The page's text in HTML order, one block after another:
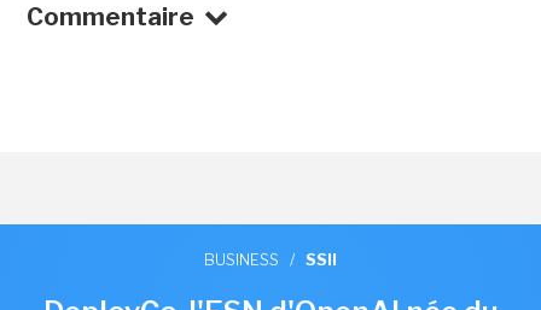
Commentaire
BUSINESS / SSII